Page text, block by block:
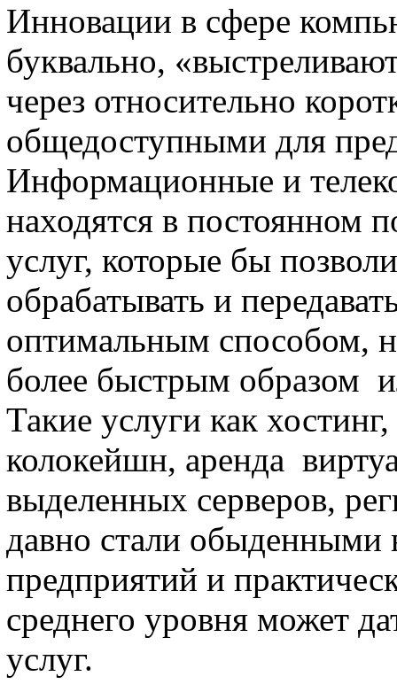
Инновации в сфере
буквально,
через относительно
общедоступными для
Информационные и
находятся в постоянном
услуг, которые бы
обрабатывать и
оптимальным способом,
более быстрым образом
Такие услуги как хостинг,
колокейшн, аренда
выделенных серверов,
давно стали
предприятий и
среднего уровня может
услуг.